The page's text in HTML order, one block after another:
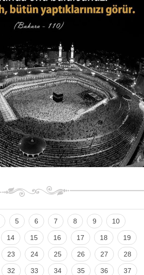
5 6 7 8 9 10
14 15 16 17 18 19
23 24 25 26 27 28
32 33 34 35 36 37